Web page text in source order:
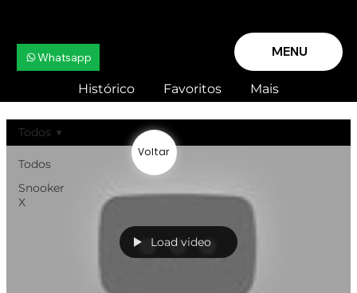
MENU
Whatsapp
Histórico Favoritos Mais
Todos
Snooker
X
Todos
Load video
Voltar